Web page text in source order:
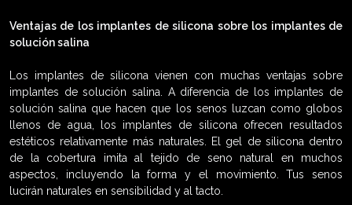
Ventajas de los implantes de silicona sobre los implantes de
solución salina
Los implantes de silicona vienen con muchas ventajas sobre
implantes de solución salina. A diferencia de los implantes de
solución salina que hacen que los senos luzcan como globos
llenos de agua, los implantes de silicona ofrecen resultados
estéticos relativamente más naturales. El gel de silicona dentro
de la cobertura imita al tejido de seno natural en muchos
aspectos, incluyendo la forma y el movimiento. Tus senos
lucirán naturales en sensibilidad y al tacto.